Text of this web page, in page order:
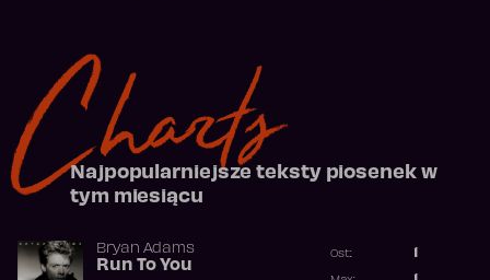
Charts
Najpopularniejsze teksty piosenek w
tym miesiącu
Bryan Adams
Run To You
Ost.: